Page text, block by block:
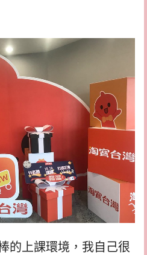
的上課環境，我自己很